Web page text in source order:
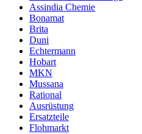
Assindia Chemie
Bonamat
Brita
Duni
Echtermann
Hobart
MKN
Mussana
Rational
Ausrüstung
Ersatzteile
Flohmarkt